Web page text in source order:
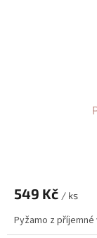
549 Kč / ks
Pyžamo z